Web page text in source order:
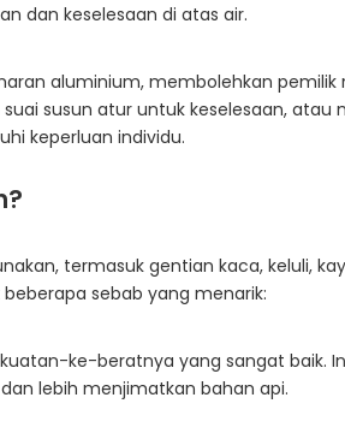
dan keselesaan di atas air.
aluminium, membolehkan
susun atur untuk keselesaan,
keperluan individu.
termasuk gentian kaca, keluli,
sebab yang menarik:
ke-beratnya yang sangat baik.
lebih menjimatkan bahan api.